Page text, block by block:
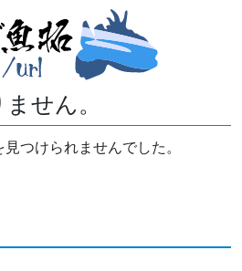
せん。
つけられませんでした。